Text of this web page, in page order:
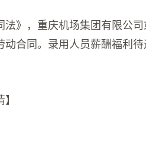
》，重庆机场集团有限公
合同。录用人员薪酬福利